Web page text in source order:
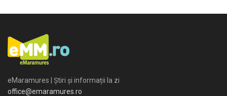
eMaramures | Știri și informații la zi
office@emaramures.ro